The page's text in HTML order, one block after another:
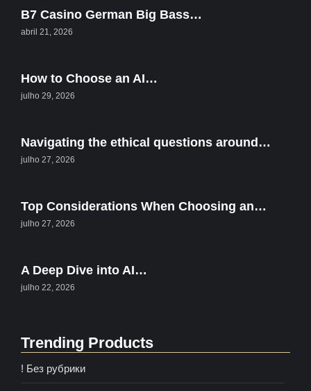
B7 Casino German Big Bass…
abril 21, 2026
How to Choose an AI…
julho 29, 2026
Navigating the ethical questions around…
julho 27, 2026
Top Considerations When Choosing an…
julho 27, 2026
A Deep Dive into AI…
julho 22, 2026
Trending Products
! Без рубрики